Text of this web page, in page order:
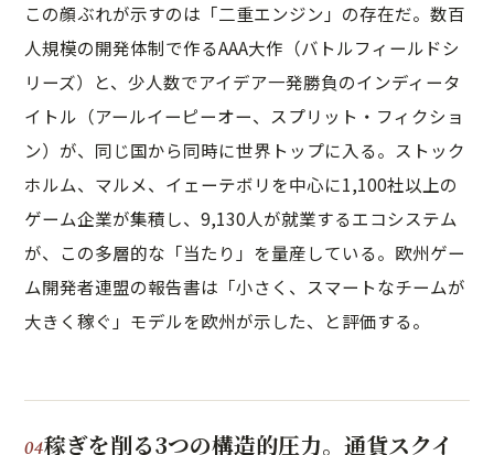
この顔ぶれが示すのは「二重エンジン」の存在だ。数百
人規模の開発体制で作るAAA大作（バトルフィールドシ
リーズ）と、少人数でアイデア一発勝負のインディータ
イトル（アールイーピーオー、スプリット・フィクショ
ン）が、同じ国から同時に世界トップに入る。ストック
ホルム、マルメ、イェーテボリを中心に1,100社以上の
ゲーム企業が集積し、9,130人が就業するエコシステム
が、この多層的な「当たり」を量産している。欧州ゲー
ム開発者連盟の報告書は「小さく、スマートなチームが
大きく稼ぐ」モデルを欧州が示した、と評価する。
稼ぎを削る3つの構造的圧力。通貨スクイ